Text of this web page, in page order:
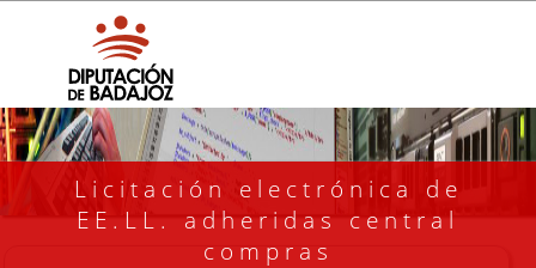
Licitación electrónica de
EE.LL. adheridas central
compras